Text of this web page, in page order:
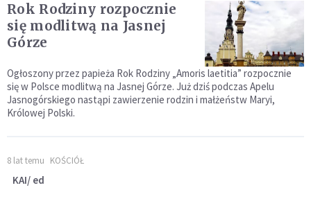
Rok Rodziny rozpocznie
się modlitwą na Jasnej
Górze
Ogłoszony przez papieża Rok Rodziny „Amoris laetitia” rozpocznie
się w Polsce modlitwą na Jasnej Górze. Już dziś podczas Apelu
Jasnogórskiego nastąpi zawierzenie rodzin i małżeństw Maryi,
Królowej Polski.
8 lat temu KOŚCIÓŁ
KAI/ ed